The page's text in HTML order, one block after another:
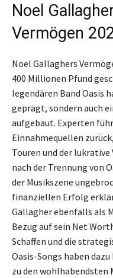
Noel
Vermögen
Noel Gallaghers
400 Millionen Pfund
legendären Band Oasis
geprägt, sondern auch
aufgebaut. Experten
Einnahmequellen
Touren und der lukrative
nach der Trennung von
der Musikszene
finanziellen Erfolg
Gallagher ebenfalls als
Bezug auf sein Net
Schaffen und die
Oasis-Songs haben
zu den wohlhabendsten